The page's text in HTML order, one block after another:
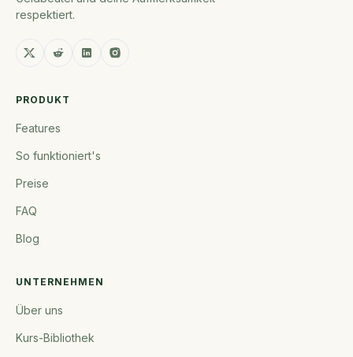
respektiert.
PRODUKT
Features
So funktioniert's
Preise
FAQ
Blog
UNTERNEHMEN
Über uns
Kurs-Bibliothek